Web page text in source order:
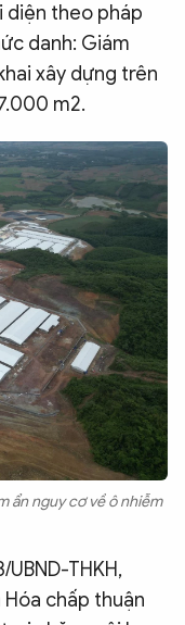
an
diện theo pháp
danh: Giám
xây dựng trên
m2.
ẩn nguy cơ về ô nhiễm
THKH,
Hóa chấp thuận